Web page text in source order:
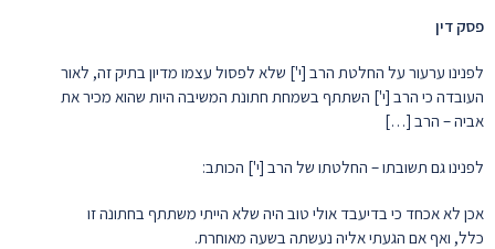
פסק דין
לפנינו ערעור על החלטת הרב [י'] שלא לפסול עצמו מדיון בתיק זה, לאור
העובדה כי הרב [י'] השתתף בשמחת חתונת המשיבה היות שהוא מכיר את
אביה – הרב […]
לפנינו גם תשובתו – החלטתו של הרב [י'] הכותב:
אכן לא אכחד כי בדיעבד אולי טוב היה שלא הייתי משתתף בחתונה זו
כלל, ואף אם הגעתי אליה נעשתה בשעה מאוחרת.